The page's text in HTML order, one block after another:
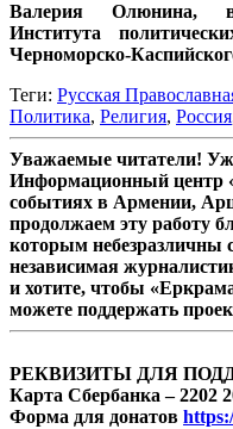
Валерия Олюнина,
Института
Черноморско-
Теги: Русская
Политика, Религия, Россия
Уважаемые читатели!
Информационный центр
событиях в Армении,
продолжаем эту работу
которым небезразличны
независимая
и хотите, чтобы
можете поддержать
РЕКВИЗИТЫ ДЛЯ
Карта Сбербанка – 2202
Форма для донатов